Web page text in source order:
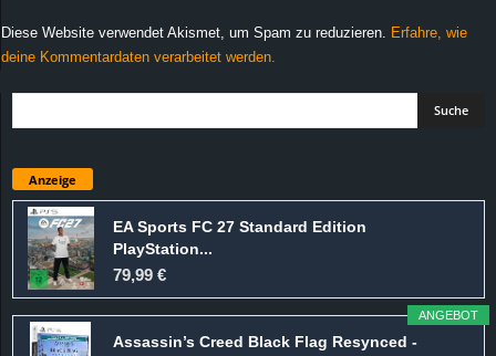
Diese Website verwendet Akismet, um Spam zu reduzieren. Erfahre, wie
deine Kommentardaten verarbeitet werden.
Anzeige
EA Sports FC 27 Standard Edition
PlayStation...
79,99 €
ANGEBOT
Assassin’s Creed Black Flag Resynced -